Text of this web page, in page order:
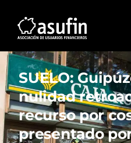
SUELO:
nulidad
recurso por
presentado